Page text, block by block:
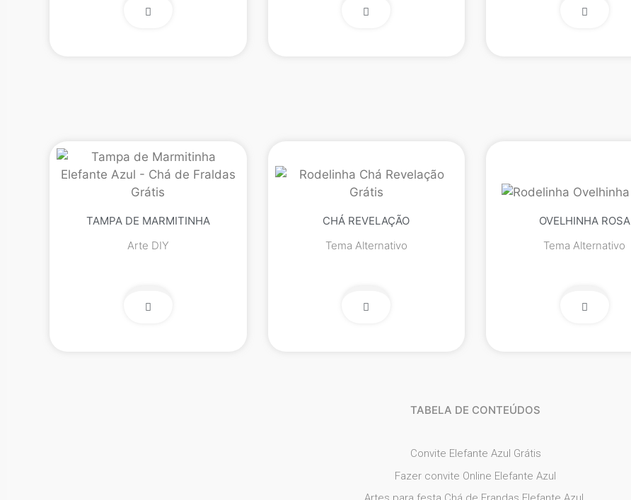
TAMPA DE MARMITINHA
Arte DIY
CHÁ REVELAÇÃO
Tema Alternativo
OVELHINHA ROSA
Tema Alternativo
TABELA DE CONTEÚDOS
Convite Elefante Azul Grátis
Fazer convite Online Elefante Azul